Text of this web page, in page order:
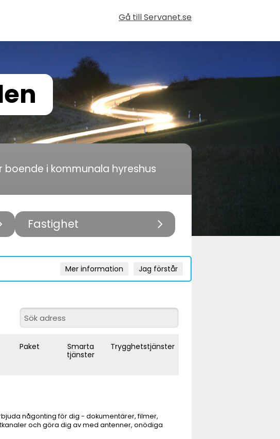
Gå till Servanet.se
boende i kommunala hyreshus
Fastighet
Jag förstår
Mer information
Paket
Smarta
tjänster
Trygghetstjänster
någonting för dig - dokumentärer, filmer,
och göra dig av med antenner, onödiga